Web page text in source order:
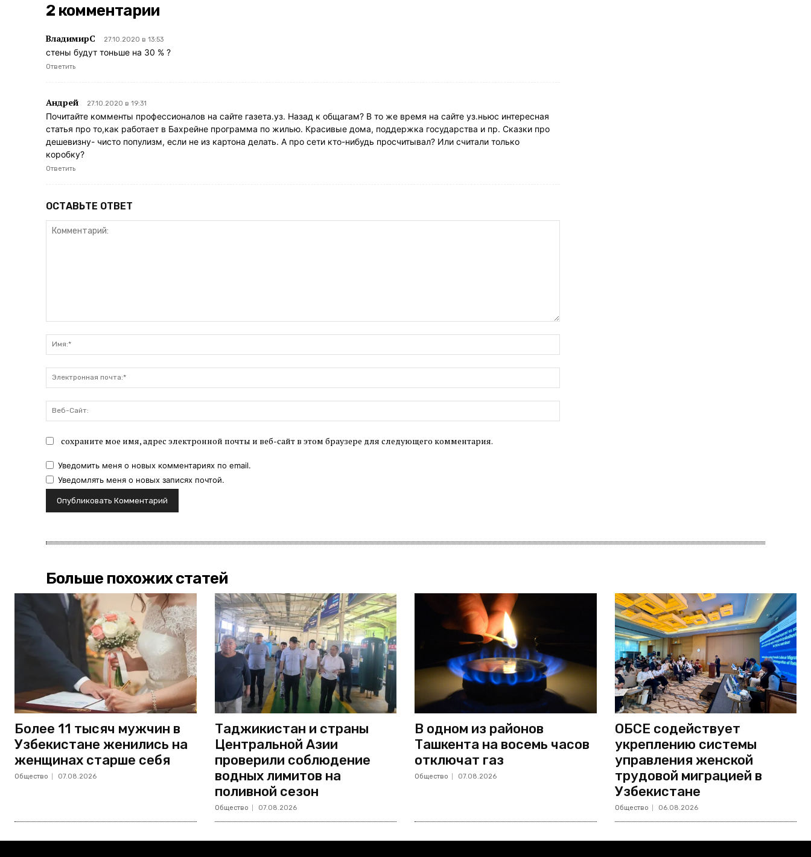
2 комментарии
ВладимирС 27.10.2020 в 13:53
стены будут тоньше на 30 % ?
Ответить
Андрей 27.10.2020 в 19:31
Почитайте комменты профессионалов на сайте газета.уз. Назад к общагам? В то же время на сайте уз.ньюс интересная
статья про то,как работает в Бахрейне программа по жилью. Красивые дома, поддержка государства и пр. Сказки про
дешевизну- чисто популизм, если не из картона делать. А про сети кто-нибудь просчитывал? Или считали только
коробку?
Ответить
ОСТАВЬТЕ ОТВЕТ
почта:*
Сайт:
сохраните мое имя, адрес электронной почты и веб-сайт в этом браузере для следующего комментария.
Уведомить меня о новых комментариях по email.
Уведомлять меня о новых записях почтой.
Больше похожих статей
Более 11 тысяч мужчин в
Узбекистане женились на
женщинах старше себя
Общество 07.08.2026
Таджикистан и страны
Центральной Азии
проверили соблюдение
водных лимитов на
поливной сезон
Общество 07.08.2026
В одном из районов
Ташкента на восемь часов
отключат газ
Общество 07.08.2026
ОБСЕ содействует
укреплению системы
управления женской
трудовой миграцией в
Узбекистане
Общество 06.08.2026